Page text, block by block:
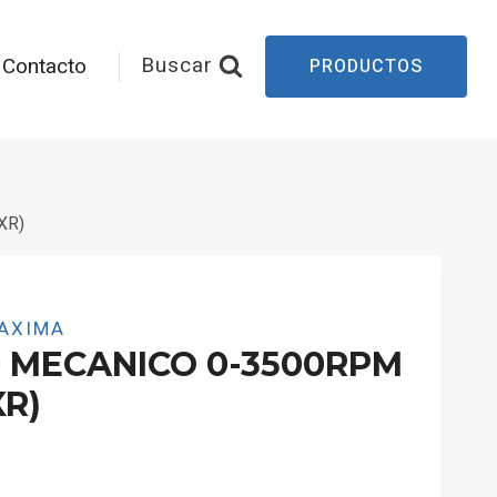
Contacto Buscar PRODUCTOS
MECANICO 0-3500RPM